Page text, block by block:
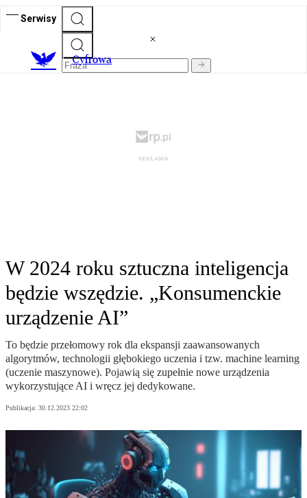
Serwisy
Cyfrowa
W 2024 roku sztuczna inteligencja
będzie wszędzie. „Konsumenckie
urządzenie AI”
To będzie przełomowy rok dla ekspansji zaawansowanych
algorytmów, technologii głębokiego uczenia i tzw. machine learning
(uczenie maszynowe). Pojawią się zupełnie nowe urządzenia
wykorzystujące AI i wręcz jej dedykowane.
Publikacja: 30.12.2023 22:02